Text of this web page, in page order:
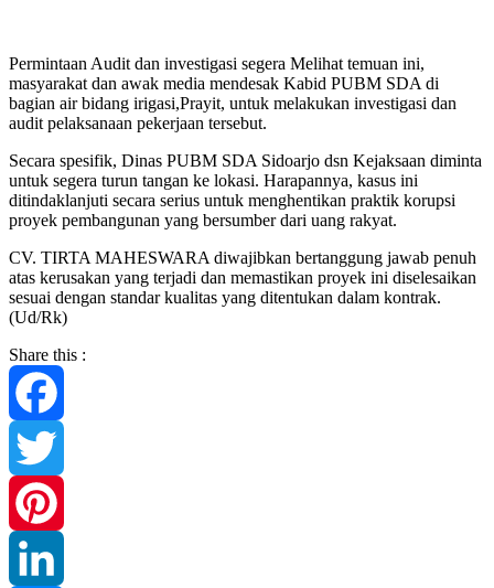
Permintaan Audit dan investigasi segera Melihat temuan ini,
masyarakat dan awak media mendesak Kabid PUBM SDA di
bagian air bidang irigasi,Prayit, untuk melakukan investigasi dan
audit pelaksanaan pekerjaan tersebut.
Secara spesifik, Dinas PUBM SDA Sidoarjo dsn Kejaksaan diminta
untuk segera turun tangan ke lokasi. Harapannya, kasus ini
ditindaklanjuti secara serius untuk menghentikan praktik korupsi
proyek pembangunan yang bersumber dari uang rakyat.
CV. TIRTA MAHESWARA diwajibkan bertanggung jawab penuh
atas kerusakan yang terjadi dan memastikan proyek ini diselesaikan
sesuai dengan standar kualitas yang ditentukan dalam kontrak.
(Ud/Rk)
Share this :
Facebook
Twitter
Pinterest